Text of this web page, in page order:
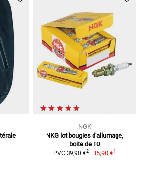
NGK
NKG lot bougies d'allumage,
boîte de 10
PVC 39,90 €2 35,90 €1